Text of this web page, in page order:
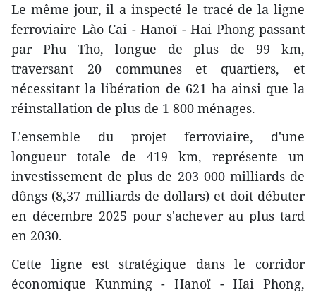
Le même jour, il a inspecté le tracé de la ligne
ferroviaire Lào Cai - Hanoï - Hai Phong passant
par Phu Tho, longue de plus de 99 km,
traversant 20 communes et quartiers, et
nécessitant la libération de 621 ha ainsi que la
réinstallation de plus de 1 800 ménages.
L'ensemble du projet ferroviaire, d'une
longueur totale de 419 km, représente un
investissement de plus de 203 000 milliards de
dôngs (8,37 milliards de dollars) et doit débuter
en décembre 2025 pour s'achever au plus tard
en 2030.
Cette ligne est stratégique dans le corridor
économique Kunming - Hanoï - Hai Phong,